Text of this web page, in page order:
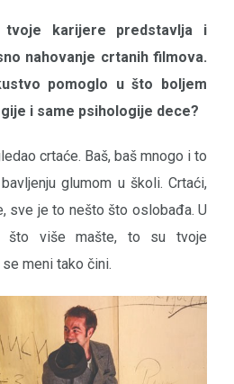
tvoje karijere predstavlja i
nahovanje crtanih filmova.
pomoglo u što boljem
i same psihologije dece?
crtaće. Baš, baš mnogo i to
glumom u školi. Crtaći,
sve je to nešto što oslobađa. U
što više mašte, to su tvoje
meni tako čini.